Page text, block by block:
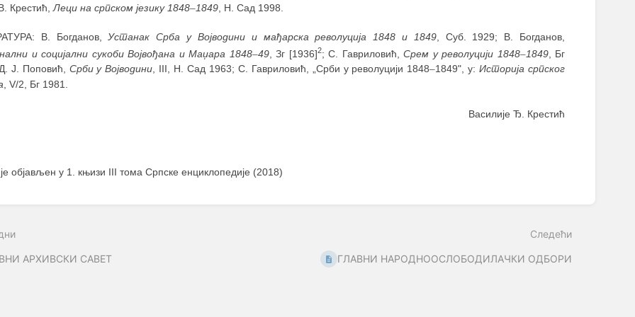
Крестић, Леци на српском језику 1848–1849 , Н. Сад 1998.
В. Богданов,Устанак Срба у Војводини и мађарска револуција 1848 и 1849, Суб. 1929; В. Богданов,
и социјални сукоби Војвођана и Маџара 1848–49, Зг [1936]2; С. Гавриловић, Срем у револуцији 1848–1849, Бг
Ј. Поповић, Срби у Војводини, III, Н. Сад 1963; С. Гавриловић, „Срби у револуцији 1848–1849", у:Историја српског
, V/2, Бг 1981.
Василије Ђ. Крестић
је објављен у 1. књизи III тома Српске енциклопедије (2018)
АРХИВСКИ САВЕТ
Следећи
ГЛАВНИ НАРОДНООСЛОБОДИЛАЧКИ ОДБОРИ